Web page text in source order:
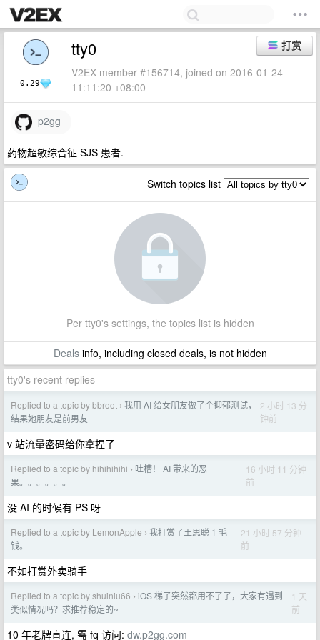
0.29
打赏
tty0
V2EX member #156714, joined on 2016-01-24
11:11:20 +08:00
p2gg
药物超敏综合征 SJS 患者.
Switch topics list
Per tty0's settings, the topics list is hidden
Dealsinfo, including closed deals, is not hidden
tty0's recent replies
Replied to a topic by bbroot › 我用 AI 给女朋友做了个抑郁测试，
结果她朋友是前男友
2 小时 13 分
钟前
v 站流量密码给你拿捏了
Replied to a topic by hihihihihi › 吐槽！ AI 带来的恶
果。。。。。。
16 小时 11 分钟
前
没 AI 的时候有 PS 呀
Replied to a topic by LemonApple › 我打赏了王思聪 1 毛
钱。
21 小时 57 分钟
前
不如打赏外卖骑手
Replied to a topic by shuiniu66 › iOS 梯子突然都用不了了，大家有遇到
类似情况吗？求推荐稳定的~
1 天
前
10 年老牌直连, 需 fq 访问: dw.p2gg.com